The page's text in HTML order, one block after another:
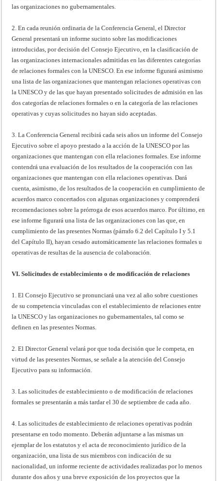
las organizaciones no gubernamentales.
2. En cada reunión ordinaria de la Conferencia General, el Director
General presentará un informe sucinto sobre las modificaciones
introducidas, por decisión del Consejo Ejecutivo, en la clasificación de
las organizaciones internacionales admitidas en las diferentes categorías
de relaciones formales con la UNESCO. En ese informe figurará asimismo
una lista de las organizaciones que mantengan relaciones operativas con
la UNESCO y de las que hayan presentado solicitudes de admisión en las
dos categorías de relaciones formales o en la categoría de las relaciones
operativas y cuyas solicitudes no hayan sido aceptadas.
3. La Conferencia General recibirá cada seis años un informe del Consejo
Ejecutivo sobre el apoyo prestado a la acción de la UNESCO por las
organizaciones que mantengan con ella relaciones formales. Ese informe
contendrá una evaluación de los resultados de la cooperación con las
organizaciones que mantengan con ella relaciones operativas. Dará
cuenta, asimismo, de los resultados de la cooperación en cumplimiento de
acuerdos marco concertados con algunas organizaciones y comprenderá
recomendaciones sobre la prórroga de esos acuerdos marco. Por último, en
ese informe figurará una lista de las organizaciones con las que, en
cumplimiento de las presentes Normas (párrafo 6.2 del Capítulo I y 5.1
del Capítulo II), hayan cesado automáticamente las relaciones formales u
operativas de resultas de la ausencia de colaboración.
VI. Solicitudes de establecimiento o de modificación de relaciones
1. El Consejo Ejecutivo se pronunciará una vez al año sobre cuestiones
de su competencia vinculadas con el establecimiento de relaciones entre
la UNESCO y las organizaciones no gubernamentales, tal como se
definen en las presentes Normas.
2. El Director General velará por que toda decisión que le competa, en
virtud de las presentes Normas, se señale a la atención del Consejo
Ejecutivo para su información.
3. Las solicitudes de establecimiento o de modificación de relaciones
formales se presentarán a más tardar el 30 de septiembre de cada año.
4. Las solicitudes de establecimiento de relaciones operativas podrán
presentarse en todo momento. Deberán adjuntarse a las mismas un
ejemplar de los estatutos y el acta de reconocimiento jurídico de la
organización, una lista de sus miembros con indicación de su
nacionalidad, un informe reciente de actividades realizadas por lo menos
durante dos años y una breve exposición de los proyectos que la